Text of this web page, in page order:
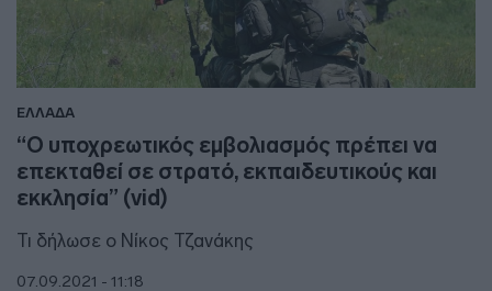
ΕΛΛΑΔΑ
“Ο υποχρεωτικός εμβολιασμός πρέπει να
επεκταθεί σε στρατό, εκπαιδευτικούς και
εκκλησία” (vid)
Τι δήλωσε ο Νίκος Τζανάκης
07.09.2021 - 11:18